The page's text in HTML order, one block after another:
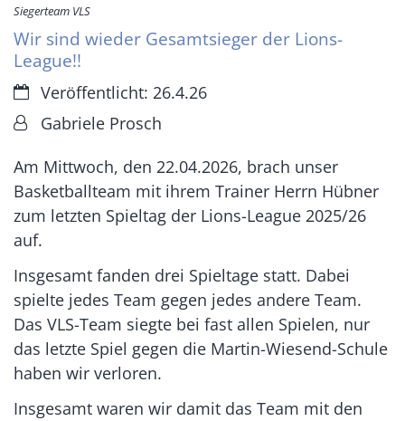
Siegerteam VLS
Wir sind wieder Gesamtsieger der Lions-
League!!
Datum:Veröffentlicht: 26.4.26
Von:Gabriele Prosch
Am Mittwoch, den 22.04.2026, brach unser
Basketballteam mit ihrem Trainer Herrn Hübner
zum letzten Spieltag der Lions-League 2025/26
auf.
Insgesamt fanden drei Spieltage statt. Dabei
spielte jedes Team gegen jedes andere Team.
Das VLS-Team siegte bei fast allen Spielen, nur
das letzte Spiel gegen die Martin-Wiesend-Schule
haben wir verloren.
Insgesamt waren wir damit das Team mit den